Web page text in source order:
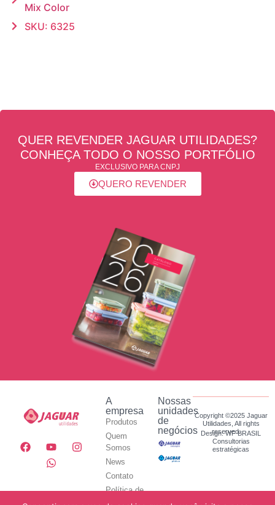
Mix Color
SKU: 6325
QUER REVENDER JAGUAR UTILIDADES?
CONHEÇA TODO O NOSSO PORTFÓLIO
EXCLUSIVO PARA CNPJ
QUERO REVENDER
A
empresa
Produtos
Quem
Somos
News
Contato
Política de
Privacidade
Nossas
unidades
de
negócios
Copyright ©2025 Jaguar
Utilidades, All rights
reserved.
Design: WF BRASIL
Consultorias
estratégicas